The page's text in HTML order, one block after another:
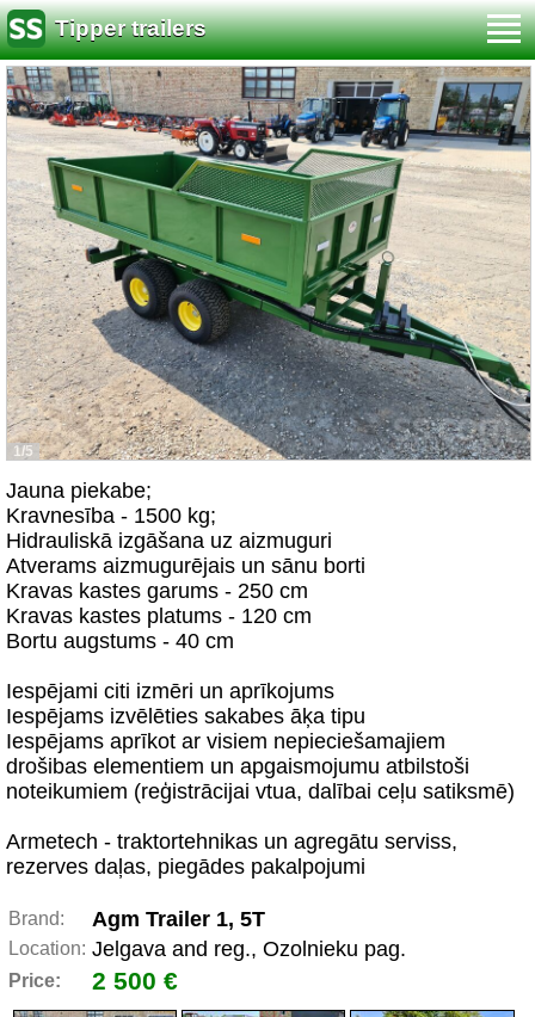
Tipper trailers
1/5
Jauna piekabe;
Kravnesība - 1500 kg;
Hidrauliskā izgāšana uz aizmuguri
Atverams aizmugurējais un sānu borti
Kravas kastes garums - 250 cm
Kravas kastes platums - 120 cm
Bortu augstums - 40 cm
Iespējami citi izmēri un aprīkojums
Iespējams izvēlēties sakabes āķa tipu
Iespējams aprīkot ar visiem nepieciešamajiem
drošibas elementiem un apgaismojumu atbilstoši
noteikumiem (reģistrācijai vtua, dalībai ceļu satiksmē)
Armetech - traktortehnikas un agregātu serviss,
rezerves daļas, piegādes pakalpojumi
Brand: Agm Trailer 1, 5T
Location: Jelgava and reg., Ozolnieku pag.
Price: 2 500 €